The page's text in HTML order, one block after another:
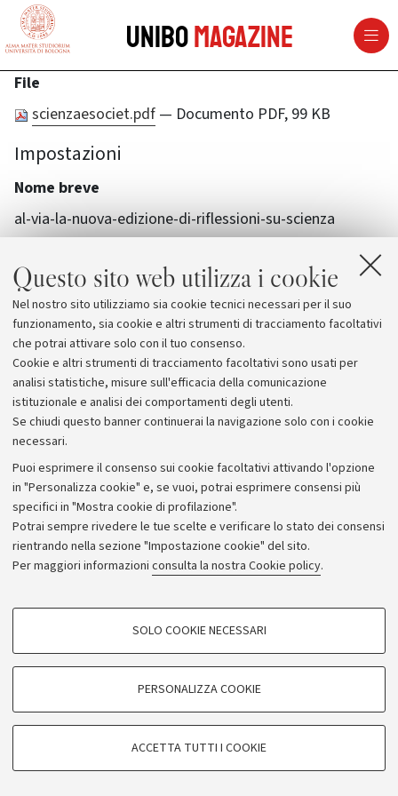
Questo sito web utilizza i cookie
Nel nostro sito utilizziamo sia cookie tecnici necessari per il suo
funzionamento, sia cookie e altri strumenti di tracciamento facoltativi
che potrai attivare solo con il tuo consenso.
Cookie e altri strumenti di tracciamento facoltativi sono usati per
analisi statistiche, misure sull'efficacia della comunicazione
istituzionale e analisi dei comportamenti degli utenti.
Se chiudi questo banner continuerai la navigazione solo con i cookie
necessari.
Puoi esprimere il consenso sui cookie facoltativi attivando l'opzione
in "Personalizza cookie" e, se vuoi, potrai esprimere consensi più
specifici in "Mostra cookie di profilazione".
Potrai sempre rivedere le tue scelte e verificare lo stato dei consensi
rientrando nella sezione "Impostazione cookie" del sito.
Per maggiori informazioni consulta la nostra Cookie policy.
COOKIE DI PROFILAZIONE - FACOLTATIVI
COOKIE TECNICI - NECESSARI
Si tratta di cookie tecnici utilizzati, a titolo esemplificativo, per il corretto
SOLO COOKIE NECESSARI
PERSONALIZZA COOKIE
ACCETTA TUTTI I COOKIE
vai al contenuto della pagina
UniboMagazine
File
scienzaesociet.pdf — Documento PDF, 99 KB
Impostazioni
Nome breve
al-via-la-nuova-edizione-di-riflessioni-su-scienza
Archivio
Comunicati stampa
Redazione
Rassegna stampa
© Copyright 2026 - ALMA MATER STUDIORUM - Università di
Bologna - Via Zamboni, 33 - 40126 Bologna - PI: 01131710376 -
CF: 80007010376
Privacy
Note legali Impostazioni Cookie